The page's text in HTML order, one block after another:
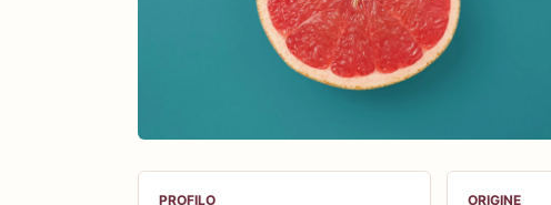
Guida olfattiva su Pompelmo
PROFILO ORIGINE